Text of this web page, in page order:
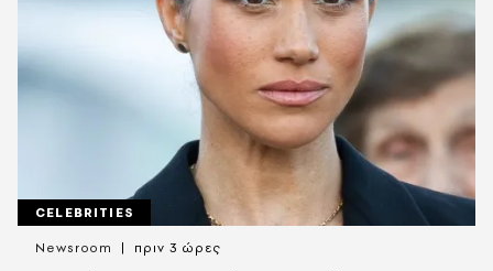
CELEBRITIES
Newsroom πριν 3 ώρες